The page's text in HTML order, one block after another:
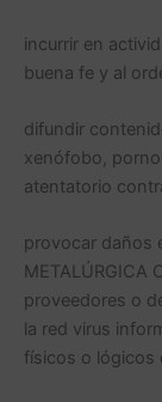
incurrir en
buena fe y al
difundir
xenófobo,
atentatorio
provocar daños
METALÚRGICA
proveedores o
la red virus
físicos o lógicos